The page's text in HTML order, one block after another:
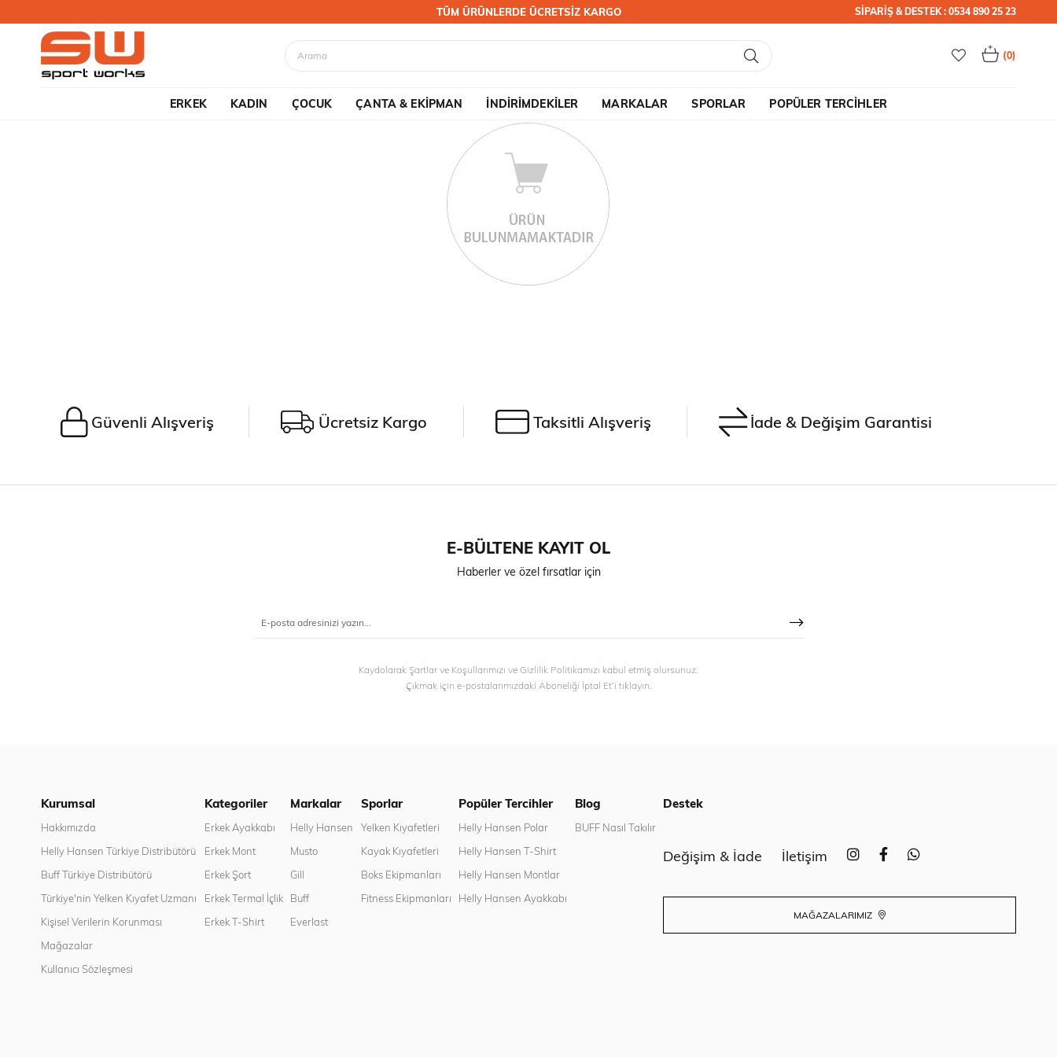
TÜM ÜRÜNLERDE ÜCRETSİZ KARGO SİPARİŞ & DESTEK : 0534 890 25 23
0
ERKEK KADIN ÇOCUK ÇANTA & EKİPMAN İNDİRİMDEKİLER MARKALAR SPORLAR POPÜLER TERCİHLER
Güvenli Alışveriş Ücretsiz Kargo Taksitli Alışveriş İade & Değişim Garantisi
E-BÜLTENE KAYIT OL
Haberler ve özel fırsatlar için
Kaydolarak Şartlar ve Koşullarımızı ve Gizlilik Politikamızı kabul etmiş olursunuz.
Çıkmak için e-postalarımızdaki Aboneliği İptal Et’i tıklayın.
Kurumsal
Hakkımızda
Helly Hansen Türkiye Distribütörü
Buff Türkiye Distribütörü
Türkiye'nin Yelken Kıyafet Uzmanı
Kişisel Verilerin Korunması
Mağazalar
Kullanıcı Sözleşmesi
Kategoriler
Erkek Ayakkabı
Erkek Mont
Erkek Şort
Erkek Termal İçlik
Erkek T-Shirt
Markalar
Helly Hansen
Musto
Gill
Buff
Everlast
Sporlar
Yelken Kıyafetleri
Kayak Kıyafetleri
Boks Ekipmanları
Fitness Ekipmanları
Popüler Tercihler
Helly Hansen Polar
Helly Hansen T-Shirt
Helly Hansen Montlar
Helly Hansen Ayakkabı
Blog
BUFF Nasıl Takılır
Destek
Değişim & İade İletişim
MAĞAZALARIMIZ